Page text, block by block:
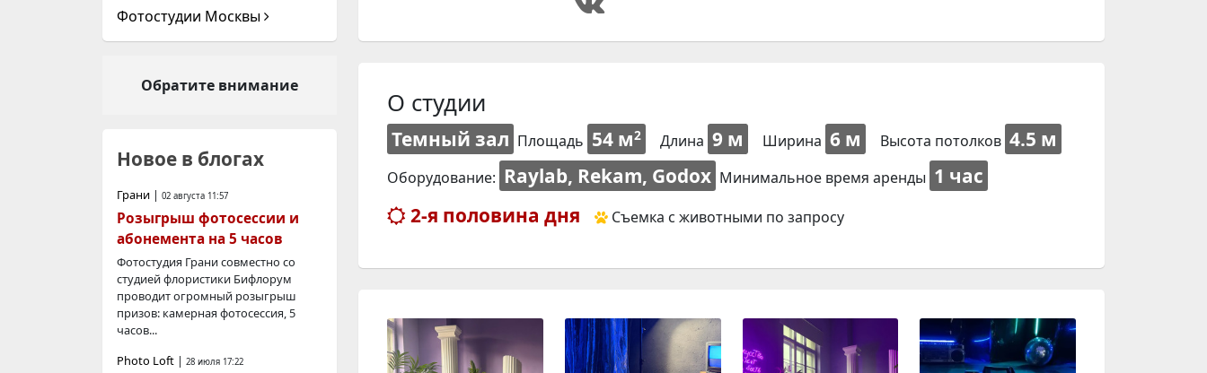
О студии
Темный зал Площадь 54 м2 Длина 9 м Ширина 6 м Высота потолков 4.5 м
Оборудование: Raylab, Rekam, Godox Минимальное время аренды 1 час
2-я половина дня
Съемка с животными по запросу
Фотостудии Москвы
Обратите внимание
Новое в блогах
Грани | 02 августа 11:57
Розыгрыш фотосессии и
абонемента на 5 часов
Фотостудия Грани совместно со
студией флористики Бифлорум
проводит огромный розыгрыш
призов: камерная фотосессия, 5
часов...
Photo Loft | 28 июля 17:22